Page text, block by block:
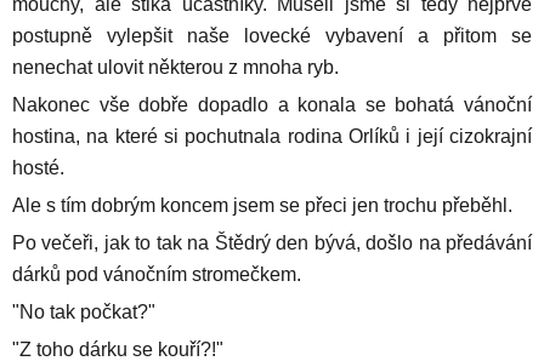
mouchy, ale štika účastníky. Museli jsme si tedy nejprve
postupně vylepšit naše lovecké vybavení a přitom se
nenechat ulovit některou z mnoha ryb.
Nakonec vše dobře dopadlo a konala se bohatá vánoční
hostina, na které si pochutnala rodina Orlíků i její cizokrajní
hosté.
Ale s tím dobrým koncem jsem se přeci jen trochu přeběhl.
Po večeři, jak to tak na Štědrý den bývá, došlo na předávání
dárků pod vánočním stromečkem.
"No tak počkat?"
"Z toho dárku se kouří?!"